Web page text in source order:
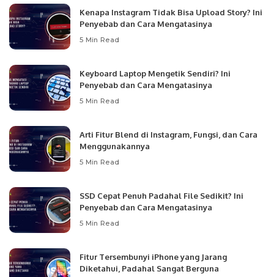
Kenapa Instagram Tidak Bisa Upload Story? Ini
Penyebab dan Cara Mengatasinya
5 Min Read
Keyboard Laptop Mengetik Sendiri? Ini
Penyebab dan Cara Mengatasinya
5 Min Read
Arti Fitur Blend di Instagram, Fungsi, dan Cara
Menggunakannya
5 Min Read
SSD Cepat Penuh Padahal File Sedikit? Ini
Penyebab dan Cara Mengatasinya
5 Min Read
Fitur Tersembunyi iPhone yang Jarang
Diketahui, Padahal Sangat Berguna